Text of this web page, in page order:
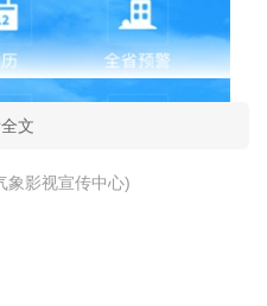
文
象影视宣传中心)